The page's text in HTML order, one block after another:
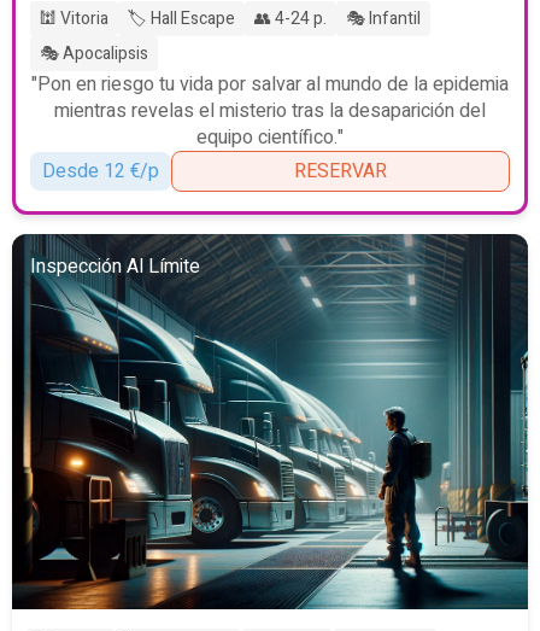
🕍 Vitoria 🏷️ Hall Escape 👥 4-24 p.
🎭 Infantil
🎭 Apocalipsis
"Pon en riesgo tu vida por salvar al mundo de la epidemia
mientras revelas el misterio tras la desaparición del
equipo científico."
Desde 12 €/p
RESERVAR
Inspección Al Límite